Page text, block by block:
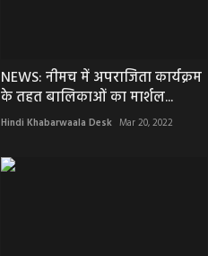
NEWS: नीमच में अपराजिता कार्यक्रम
के तहत बालिकाओं का मार्शल...
Hindi Khabarwaala Desk Mar 20, 2022